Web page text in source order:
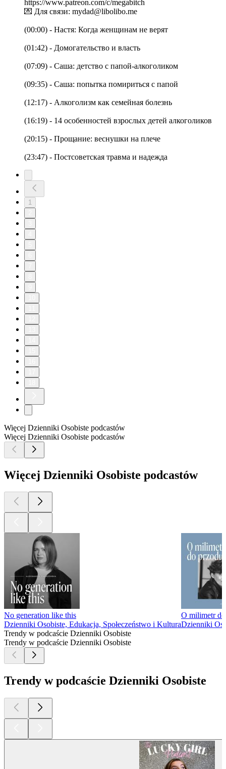
https://www.patreon.com/c/megabitch
💌 Для связи: mydad@libolibo.me
(00:00) - Настя: Когда женщинам не верят
(01:42) - Домогательство и власть
(07:09) - Саша: детство с папой-aлкоголиком
(09:35) - Саша: попытка помириться с папой
(12:17) - Алкоголизм как семейная болезнь
(16:19) - 14 особенностей взрослых детей алкоголиков
(20:15) - Прощание: веснушки на плече
(23:47) - Постсоветская травма и надежда
1
Więcej Dzienniki Osobiste podcastów
Więcej Dzienniki Osobiste podcastów
Więcej Dzienniki Osobiste podcastów
No generation like this
Dzienniki Osobiste, Edukacja, Społeczeństwo i Kultura
O milimetr
Dzienniki
Trendy w podcaście Dzienniki Osobiste
Trendy w podcaście Dzienniki Osobiste
Trendy w podcaście Dzienniki Osobiste